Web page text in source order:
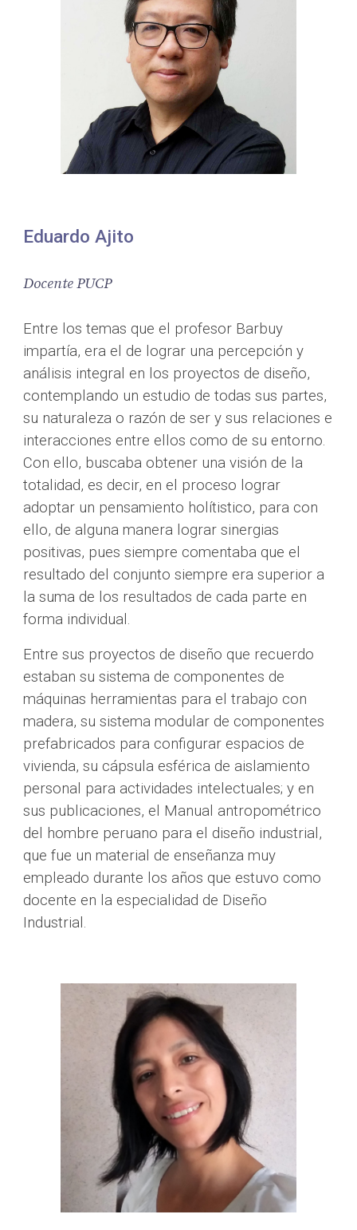
Eduardo Ajito
Docente PUCP
Entre los temas que el profesor Barbuy
impartía, era el de lograr una percepción y
análisis integral en los proyectos de diseño,
contemplando un estudio de todas sus partes,
su naturaleza o razón de ser y sus relaciones e
interacciones entre ellos como de su entorno.
Con ello, buscaba obtener una visión de la
totalidad, es decir, en el proceso lograr
adoptar un pensamiento holítistico, para con
ello, de alguna manera lograr sinergias
positivas, pues siempre comentaba que el
resultado del conjunto siempre era superior a
la suma de los resultados de cada parte en
forma individual.
Entre sus proyectos de diseño que recuerdo
estaban su sistema de componentes de
máquinas herramientas para el trabajo con
madera, su sistema modular de componentes
prefabricados para configurar espacios de
vivienda, su cápsula esférica de aislamiento
personal para actividades intelectuales; y en
sus publicaciones, el Manual antropométrico
del hombre peruano para el diseño industrial,
que fue un material de enseñanza muy
empleado durante los años que estuvo como
docente en la especialidad de Diseño
Industrial.